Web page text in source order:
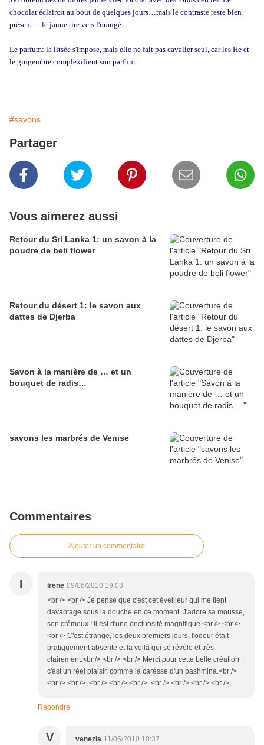
chocolat éclaircit au bout de quelques jours…mais le contraste reste bien
présent… le jaune tire vers l'orangé.
Le parfum: la litsée s'impose, mais elle ne fait pas cavalier seul, car les He et
le gingembre complexifient son parfum.
#savons
Partager
Vous aimerez aussi
Retour du Sri Lanka 1: un savon à la
poudre de beli flower
Retour du désert 1: le savon aux
dattes de Djerba
Savon à la manière de … et un
bouquet de radis…
savons les marbrés de Venise
Commentaires
Ajouter un commentaire
I Irene 09/06/2010 19:03
<br /> <br /> Je pense que c'est cet éveilleur qui me tient
davantage sous la douche en ce moment. J'adore sa mousse,
son crémeux ! Il est d'une onctuosité magnifique.<br /> <br />
<br /> C'est étrange, les deux premiers jours, l'odeur était
pratiquement absente et la voilà qui se révèle et très
clairement.<br /> <br /> <br /> Merci pour cette belle création :
c'est un réel plaisir, comme la caresse d'un pashmina.<br />
<br /> <br /> <br /> <br /> <br /> <br /> <br /> <br /> <br />
Répondre
V venezia 11/06/2010 10:37